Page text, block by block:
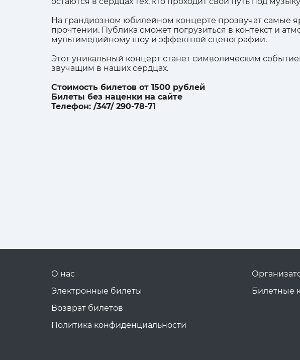
На грандиозном юбилейном концерте прозвучат самые
прочтении. Публика сможет погрузиться в контекст и
мультимедийному шоу и эффектной сценографии.
Этот уникальный концерт станет символическим
звучащим в наших сердцах.
Стоимость билетов от 1500 рублей
Билеты без наценки на сайте
Телефон: /347/ 290-78-71
О нас
Электронные билеты
Возврат билетов
Политика конфиденциальности
Билетные